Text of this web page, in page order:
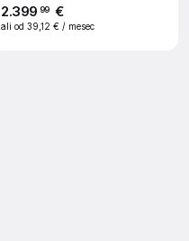
2.399 99 €
ali od 39,12 € / mesec